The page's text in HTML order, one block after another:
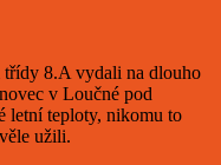
třídy 8.A vydali na dlouho
v Loučné pod
letní teploty, nikomu to
užili.